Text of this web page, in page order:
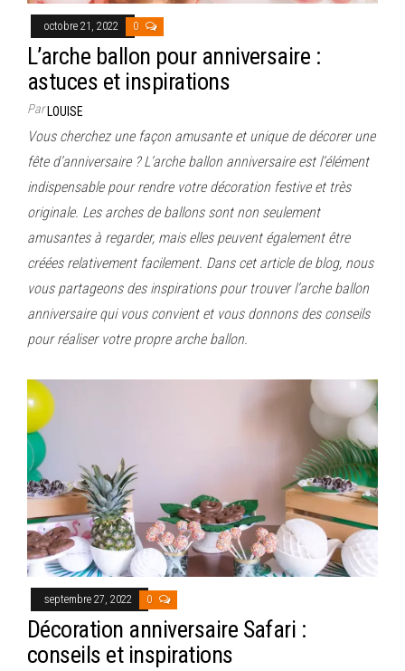
octobre 21, 2022 0
L’arche ballon pour anniversaire :
astuces et inspirations
ParLOUISE
Vous cherchez une façon amusante et unique de décorer une
fête d’anniversaire ? L’arche ballon anniversaire est l’élément
indispensable pour rendre votre décoration festive et très
originale. Les arches de ballons sont non seulement
amusantes à regarder, mais elles peuvent également être
créées relativement facilement. Dans cet article de blog, nous
vous partageons des inspirations pour trouver l’arche ballon
anniversaire qui vous convient et vous donnons des conseils
pour réaliser votre propre arche ballon.
septembre 27, 2022 0
Décoration anniversaire Safari :
conseils et inspirations